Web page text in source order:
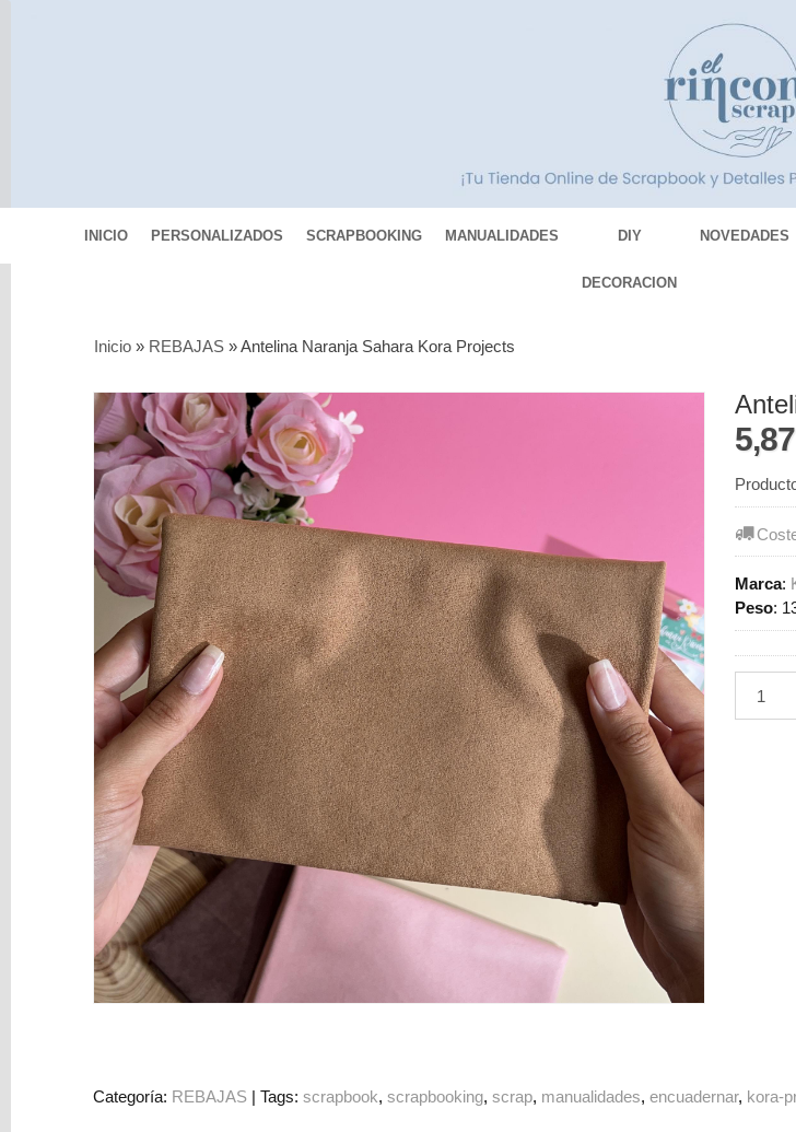
INICIO PERSONALIZADOS SCRAPBOOKING MANUALIDADES DIY
DECORACION
NOVEDADES
MIXED
MEDIA
Pinturas
Mediums
Máquinas
Vinilos
REBAJAS
Novedades
NAVIDAD
Papelería
Herramientas
Liquidación
Scrapbooking
Resinas
Colorantes
Figuras
Inicio » REBAJAS »Antelina Naranja Sahara Kora Projects
Marca:
Peso:
Categoría: REBAJAS |Tags:scrapbook scrapbooking scrap manualidades encuadernar kora-